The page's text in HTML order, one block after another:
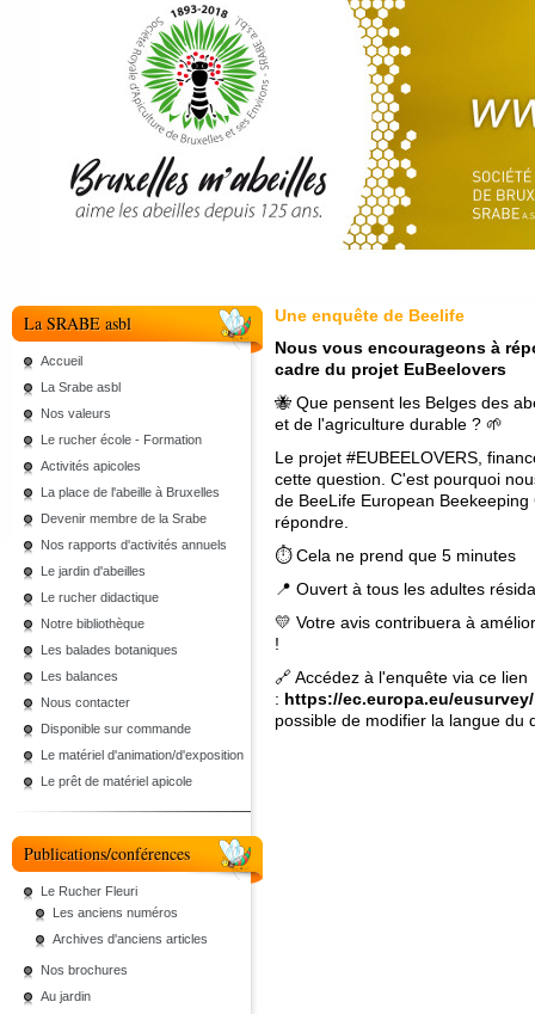
La SRABE asbl
Accueil
La Srabe asbl
Nos valeurs
Le rucher école - Formation
Activités apicoles
La place de l'abeille à Bruxelles
Devenir membre de la Srabe
Nos rapports d'activités annuels
Le jardin d'abeilles
Le rucher didactique
Notre bibliothèque
Les balades botaniques
Les balances
Nous contacter
Disponible sur commande
Le matériel d'animation/d'exposition
Le prêt de matériel apicole
Publications/conférences
Le Rucher Fleuri
Les anciens numéros
Archives d'anciens articles
Nos brochures
Au jardin
Une enquête de Beelife
Nous vous encourageons à
cadre du projet EuBeelovers
🐝 Que pensent les Belges des
et de l'agriculture durable ? 🌱
Le projet #EUBEELOVERS,
cette question. C'est pourquoi
de BeeLife European
répondre.
⏱ Cela ne prend que 5 minutes
📍 Ouvert à tous les adultes
💛 Votre avis contribuera à
!
🔗 Accédez à l'enquête via ce lien
: https://ec.europa.eu/
possible de modifier la langue du